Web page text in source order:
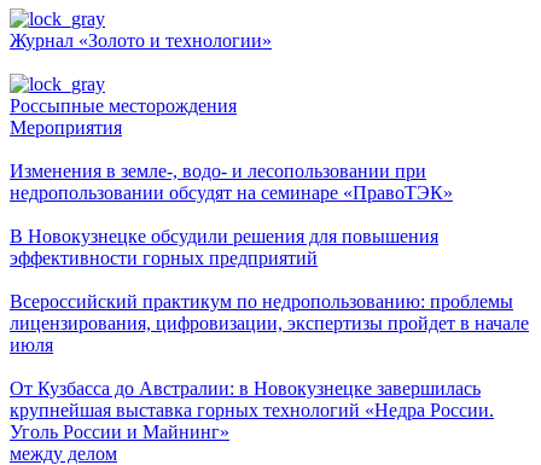
Журнал «Золото и технологии»
Россыпные месторождения
Мероприятия
Изменения в земле-, водо- и лесопользовании при
недропользовании обсудят на семинаре «ПравоТЭК»
В Новокузнецке обсудили решения для повышения
эффективности горных предприятий
Всероссийский практикум по недропользованию: проблемы
лицензирования, цифровизации, экспертизы пройдет в начале
июля
От Кузбасса до Австралии: в Новокузнецке завершилась
крупнейшая выставка горных технологий «Недра России.
Уголь России и Майнинг»
между делом